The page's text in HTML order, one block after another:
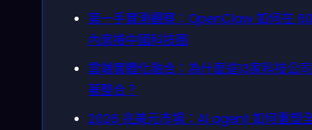
第一手實測觀察：OpenClaw 如何在
內席捲中國科技圈
雲端實體化融合：為什麼這13家科技公
著整合？
2026 兆美元市場：AI agent 如何重塑